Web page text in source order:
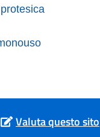
Valuta questo sito